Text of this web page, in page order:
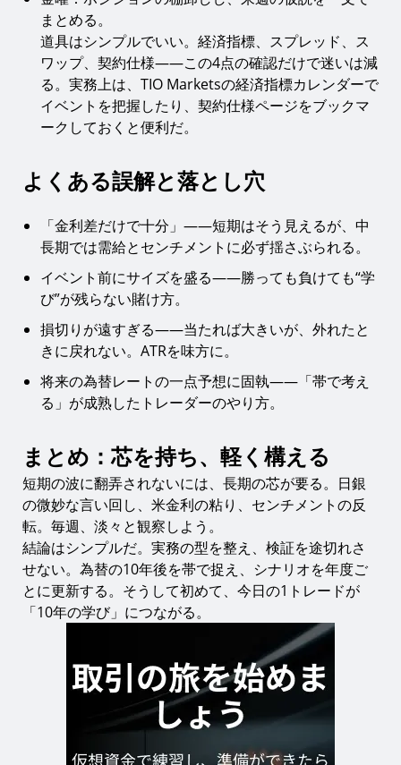
まとめる。
道具はシンプルでいい。経済指標、スプレッド、ス
ワップ、契約仕様——この4点の確認だけで迷いは減
る。実務上は、TIO Marketsの経済指標カレンダーで
イベントを把握したり、契約仕様ページをブックマ
ークしておくと便利だ。
よくある誤解と落とし穴
「金利差だけで十分」——短期はそう見えるが、中
長期では需給とセンチメントに必ず揺さぶられる。
イベント前にサイズを盛る——勝っても負けても“学
び”が残らない賭け方。
損切りが遠すぎる——当たれば大きいが、外れたと
きに戻れない。ATRを味方に。
将来の為替レートの一点予想に固執——「帯で考え
る」が成熟したトレーダーのやり方。
まとめ：芯を持ち、軽く構える
短期の波に翻弄されないには、長期の芯が要る。日銀
の微妙な言い回し、米金利の粘り、センチメントの反
転。毎週、淡々と観察しよう。
結論はシンプルだ。実務の型を整え、検証を途切れさ
せない。為替の10年後を帯で捉え、シナリオを年度ご
とに更新する。そうして初めて、今日の1トレードが
「10年の学び」につながる。